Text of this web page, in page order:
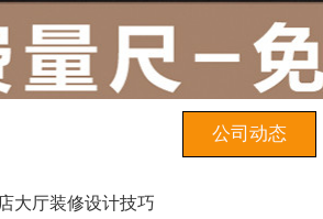
公司动态
大厅装修设计技巧